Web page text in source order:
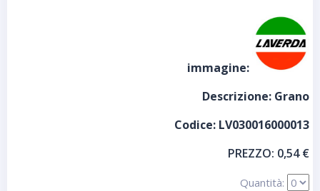
immagine:
Descrizione: Grano
Codice: LV030016000013
PREZZO: 0,54 €
Quantità: